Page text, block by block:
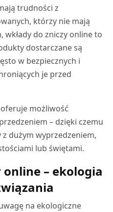
trudności z
którzy nie mają
wkłady do zniczy online to
dostarczane są
w bezpiecznych i
je przed
możliwość
– dzięki czemu
dużym wyprzedzeniem,
lub świętami.
online – ekologia
na ekologiczne